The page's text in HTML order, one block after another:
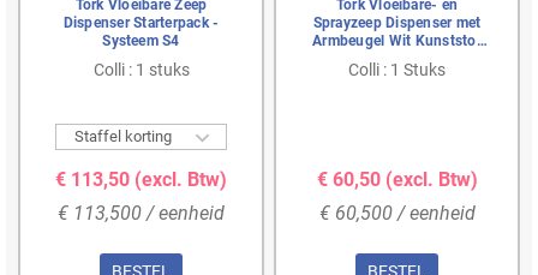
Tork Vloeibare Zeep
Dispenser Starterpack -
Systeem S4
Colli : 1 stuks
Staffel korting 
€ 113,50 (excl. Btw)
€ 113,500 / eenheid
Tork Vloeibare- en
Sprayzeep Dispenser met
Armbeugel Wit Kunststof
Elevation-Line - Systeem
S1
Colli : 1 Stuks
€ 60,50 (excl. Btw)
€ 60,500 / eenheid